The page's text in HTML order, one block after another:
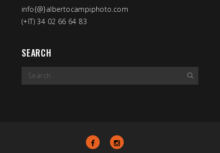
info{@}albertocampiphoto.com
(+IT) 34 02 66 64 83
SEARCH